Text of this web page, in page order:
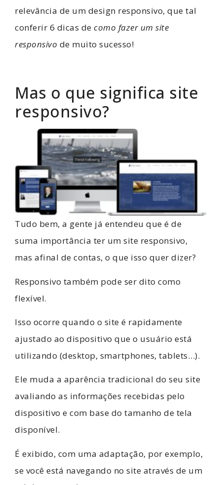
relevância de um design responsivo, que tal
conferir 6 dicas de como fazer um site
responsivo de muito sucesso!
Mas o que significa site
responsivo?
Tudo bem, a gente já entendeu que é de
suma importância ter um site responsivo,
mas afinal de contas, o que isso quer dizer?
Responsivo também pode ser dito como
flexível.
Isso ocorre quando o site é rapidamente
ajustado ao dispositivo que o usuário está
utilizando (desktop, smartphones, tablets…).
Ele muda a aparência tradicional do seu site
avaliando as informações recebidas pelo
dispositivo e com base do tamanho de tela
disponível.
É exibido, com uma adaptação, por exemplo,
se você está navegando no site através de um